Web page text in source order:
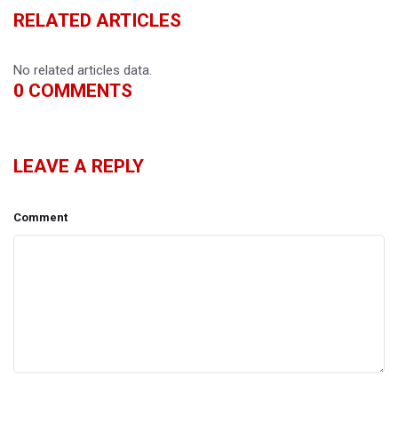
RELATED ARTICLES
No related articles data.
0 COMMENTS
LEAVE A REPLY
Comment